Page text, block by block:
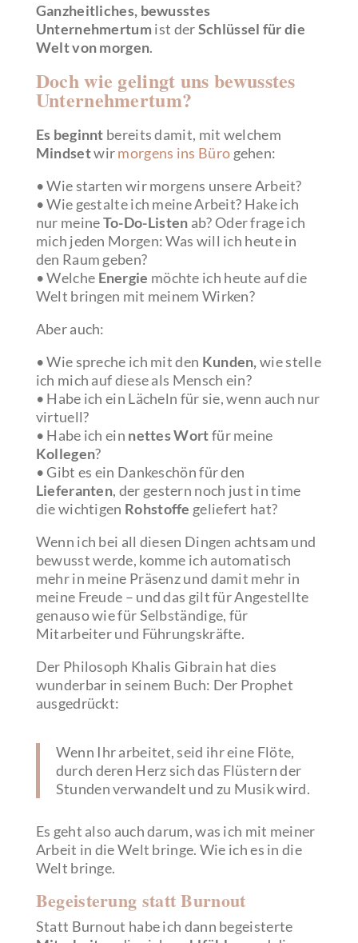
Ganzheitliches, bewusstes
Unternehmertum ist derSchlüssel für die
Welt von morgen.
Doch wie gelingt uns bewusstes
Unternehmertum?
Es beginnt bereits damit, mit welchem
Mindsetwirmorgens ins Büro gehen:
• Wie starten wir morgens unsere Arbeit?
• Wie gestalte ich meine Arbeit? Hake ich
nur meineTo-Do-Listen ab? Oder frage ich
mich jeden Morgen: Was will ich heute in
den Raum geben?
• Welche Energie möchte ich heute auf die
Welt bringen mit meinem Wirken?
Aber auch:
• Wie spreche ich mit den Kunden,wie stelle
ich mich auf diese als Mensch ein?
• Habe ich ein Lächeln für sie, wenn auch nur
virtuell?
• Habe ich ein nettes Wortfür meine
Kollegen?
• Gibt es ein Dankeschön für den
Lieferanten, der gestern noch just in time
die wichtigen Rohstoffe geliefert hat?
Wenn ich bei all diesen Dingen achtsam und
bewusst werde, komme ich automatisch
mehr in meine Präsenz und damit mehr in
meine Freude – und das gilt für Angestellte
genauso wie für Selbständige, für
Mitarbeiter und Führungskräfte.
Der Philosoph Khalis Gibrain hat dies
wunderbar in seinem Buch: Der Prophet
ausgedrückt:
Wenn Ihr arbeitet, seid ihr eine Flöte,
durch deren Herz sich das Flüstern der
Stunden verwandelt und zu Musik wird.
Es geht also auch darum, was ich mit meiner
Arbeit in die Welt bringe. Wie ich es in die
Welt bringe.
Begeisterung statt Burnout
Statt Burnout habe ich dann begeisterte